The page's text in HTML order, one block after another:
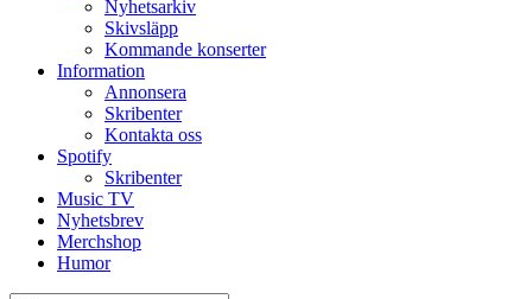
Nyhetsarkiv
Skivsläpp
Kommande konserter
Information
Annonsera
Skribenter
Kontakta oss
Spotify
Skribenter
Music TV
Nyhetsbrev
Merchshop
Humor